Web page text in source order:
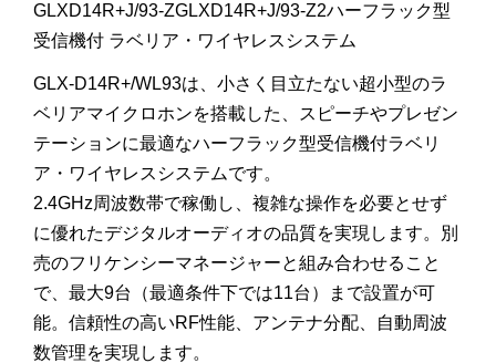
GLXD14R+J/93-ZGLXD14R+J/93-Z2ハーフラック型
受信機付 ラベリア・ワイヤレスシステム
GLX-D14R+/WL93は、小さく目立たない超小型のラ
ベリアマイクロホンを搭載した、スピーチやプレゼン
テーションに最適なハーフラック型受信機付ラベリ
ア・ワイヤレスシステムです。
2.4GHz周波数帯で稼働し、複雑な操作を必要とせず
に優れたデジタルオーディオの品質を実現します。別
売のフリケンシーマネージャーと組み合わせること
で、最大9台（最適条件下では11台）まで設置が可
能。信頼性の高いRF性能、アンテナ分配、自動周波
数管理を実現します。